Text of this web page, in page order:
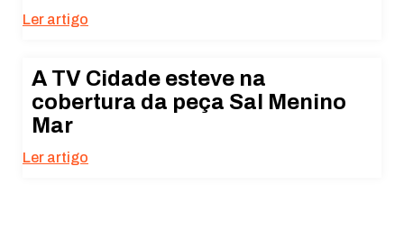
Ler artigo
A TV Cidade esteve na
cobertura da peça Sal Menino
Mar
Ler artigo